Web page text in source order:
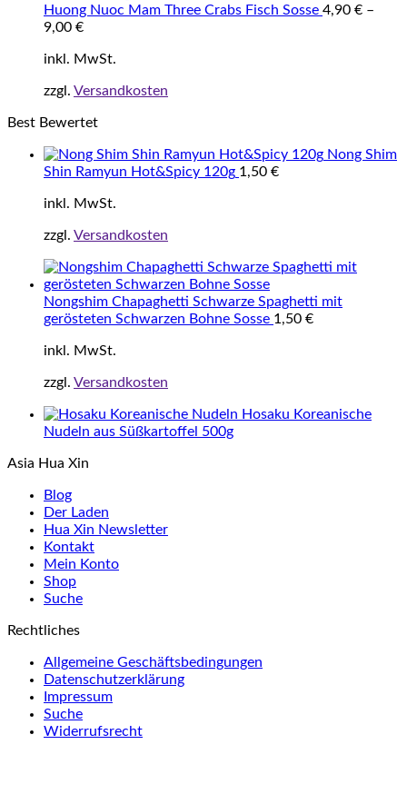
Huong Nuoc Mam Three Crabs Fisch Sosse 4,90 € –
9,00 €
inkl. MwSt.
zzgl. Versandkosten
Best Bewertet
Nong Shim
Shin Ramyun Hot&Spicy 120g 1,50 €
inkl. MwSt.
zzgl. Versandkosten
Nongshim Chapaghetti Schwarze Spaghetti mit
gerösteten Schwarzen Bohne Sosse 1,50 €
inkl. MwSt.
zzgl. Versandkosten
Hosaku Koreanische
Nudeln aus Süßkartoffel 500g
Asia Hua Xin
Blog
Der Laden
Hua Xin Newsletter
Kontakt
Mein Konto
Shop
Suche
Rechtliches
Allgemeine Geschäftsbedingungen
Datenschutzerklärung
Impressum
Suche
Widerrufsrecht